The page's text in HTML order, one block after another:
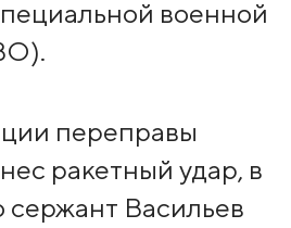
военной
переправы
ракетный удар, в
сержант Васильев